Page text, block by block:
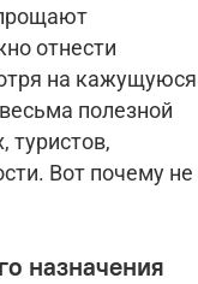
отнести
на кажущуюся
полезной
туристов,
Вот почему не
назначения